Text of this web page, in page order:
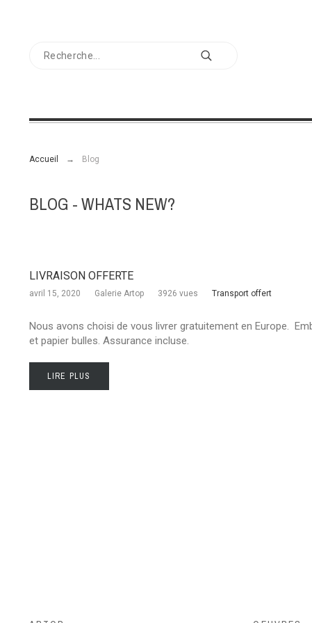
Accueil Blog
BLOG - WHATS NEW?
LIVRAISON OFFERTE
avril 15, 2020 Galerie Artop 3926 vues Transport offert
Nous avons choisi de vous livrer gratuitement en Europe.
et papier bulles. Assurance incluse.
LIRE PLUS